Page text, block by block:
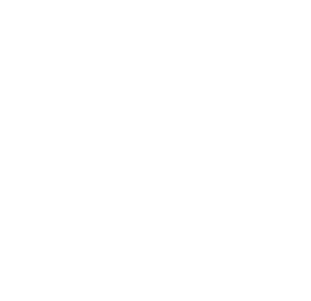
PBA-LPBA 챔피언십 2026 일정이번 대회 정식 명칭
리조트 PBA-LPBA 챔피언십 2026입니다. 대회 장소